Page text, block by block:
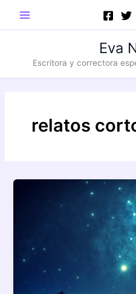
Main
Menu
Eva
Escritora y correctora
relatos